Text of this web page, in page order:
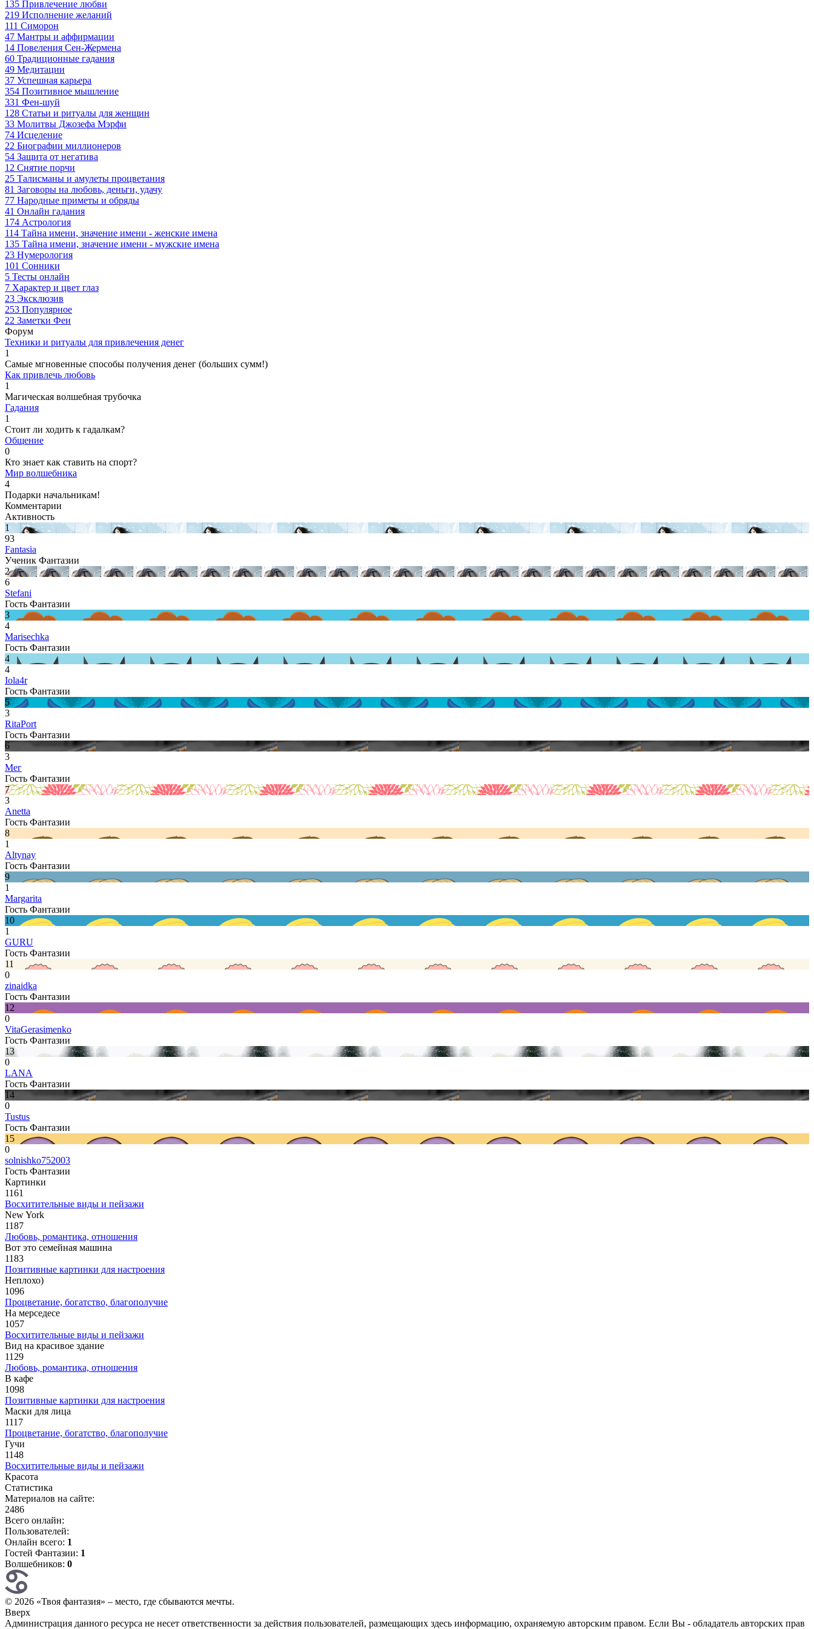
135 Привлечение любви
219 Исполнение желаний
111 Симорон
47 Мантры и аффирмации
14 Повеления Сен-Жермена
60 Традиционные гадания
49 Медитации
37 Успешная карьера
354 Позитивное мышление
331 Фен-шуй
128 Статьи и ритуалы для женщин
33 Молитвы Джозефа Мэрфи
74 Исцеление
22 Биографии миллионеров
54 Защита от негатива
12 Снятие порчи
25 Талисманы и амулеты процветания
81 Заговоры на любовь, деньги, удачу
77 Народные приметы и обряды
41 Онлайн гадания
174 Астрология
114 Тайна имени, значение имени - женские имена
135 Тайна имени, значение имени - мужские имена
23 Нумерология
101 Сонники
5 Тесты онлайн
7 Характер и цвет глаз
23 Эксклюзив
253 Популярное
22 Заметки Феи
Форум
Техники и ритуалы для привлечения денег
1
Самые мгновенные способы получения денег (больших сумм!)
Как привлечь любовь
1
Магическая волшебная трубочка
Гадания
1
Стоит ли ходить к гадалкам?
Общение
0
Кто знает как ставить на спорт?
Мир волшебника
4
Подарки начальникам!
Комментарии
Активность
1
93
Fantasia
Ученик Фантазии
2
6
Stefani
Гость Фантазии
3
4
Marisechka
Гость Фантазии
4
4
Iola4r
Гость Фантазии
5
3
RitaPort
Гость Фантазии
6
3
Мег
Гость Фантазии
7
3
Anetta
Гость Фантазии
8
1
Altynay
Гость Фантазии
9
1
Margarita
Гость Фантазии
10
1
GURU
Гость Фантазии
11
0
zinaidka
Гость Фантазии
12
0
VitaGerasimenko
Гость Фантазии
13
0
LANA
Гость Фантазии
14
0
Tustus
Гость Фантазии
15
0
solnishko752003
Гость Фантазии
Картинки
1161
Восхитительные виды и пейзажи
New York
1187
Любовь, романтика, отношения
Вот это семейная машина
1183
Позитивные картинки для настроения
Неплохо)
1096
Процветание, богатство, благополучие
На мерседесе
1057
Восхитительные виды и пейзажи
Вид на красивое здание
1129
Любовь, романтика, отношения
В кафе
1098
Позитивные картинки для настроения
Маски для лица
1117
Процветание, богатство, благополучие
Гучи
1148
Восхитительные виды и пейзажи
Красота
Статистика
Материалов на сайте:
2486
Всего онлайн:
Пользователей:
Онлайн всего: 1
Гостей Фантазии: 1
Волшебников: 0
© 2026 «Твоя фантазия» – место, где сбываются мечты.
Вверх
Администрация данного ресурса не несет ответственности за действия пользователей, размещающих здесь информацию, охраняемую авторским правом. Если Вы - обладатель авторских прав